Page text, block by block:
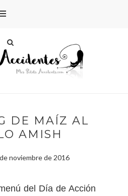
DE MAÍZ AL
AMISH
noviembre de 2016
del Día de Acción